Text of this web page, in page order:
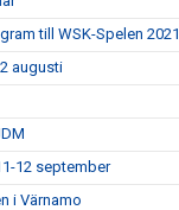
till WSK-Spelen 2021
augusti
12 september
i Värnamo